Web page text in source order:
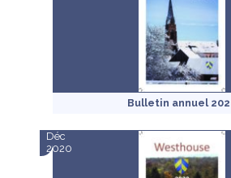
Bulletin annuel
Déc
2020